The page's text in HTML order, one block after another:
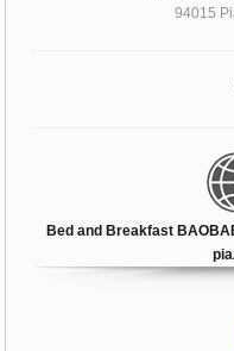
94015
Bed and Breakfast